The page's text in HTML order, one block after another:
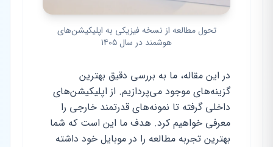
تحول مطالعه از نسخه فیزیکی به اپلیکیشن‌های
هوشمند در سال ۱۴۰۵
در این مقاله، ما به بررسی دقیق بهترین
گزینه‌های موجود می‌پردازیم. از اپلیکیشن‌های
داخلی گرفته تا نمونه‌های قدرتمند خارجی را
معرفی خواهیم کرد. هدف ما این است که شما
بهترین تجربه مطالعه را در موبایل خود داشته